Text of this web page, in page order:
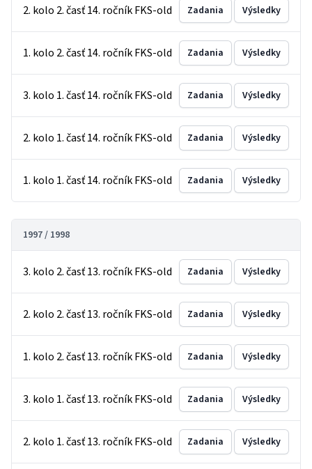
2. kolo 2. časť 14. ročník FKS-old Zadania Výsledky
1. kolo 2. časť 14. ročník FKS-old Zadania Výsledky
3. kolo 1. časť 14. ročník FKS-old Zadania Výsledky
2. kolo 1. časť 14. ročník FKS-old Zadania Výsledky
1. kolo 1. časť 14. ročník FKS-old Zadania Výsledky
1997 / 1998
3. kolo 2. časť 13. ročník FKS-old Zadania Výsledky
2. kolo 2. časť 13. ročník FKS-old Zadania Výsledky
1. kolo 2. časť 13. ročník FKS-old Zadania Výsledky
3. kolo 1. časť 13. ročník FKS-old Zadania Výsledky
2. kolo 1. časť 13. ročník FKS-old Zadania Výsledky